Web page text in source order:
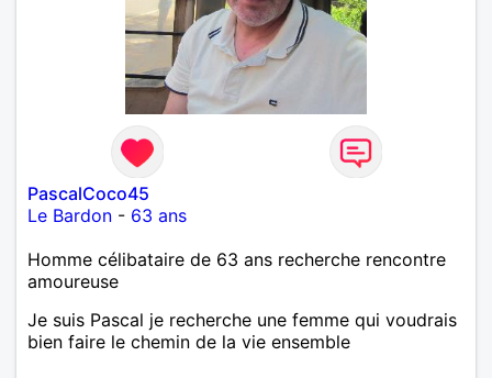
PascalCoco45
Le Bardon - 63 ans
Homme célibataire de 63 ans recherche rencontre
amoureuse
Je suis Pascal je recherche une femme qui voudrais
bien faire le chemin de la vie ensemble